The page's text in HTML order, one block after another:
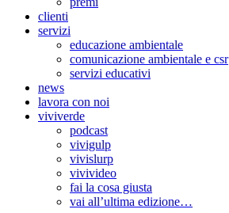
clienti
servizi
educazione ambientale
comunicazione ambientale e csr
servizi educativi
news
lavora con noi
viviverde
podcast
vivigulp
vivislurp
vivivideo
fai la cosa giusta
vai all’ultima edizione…